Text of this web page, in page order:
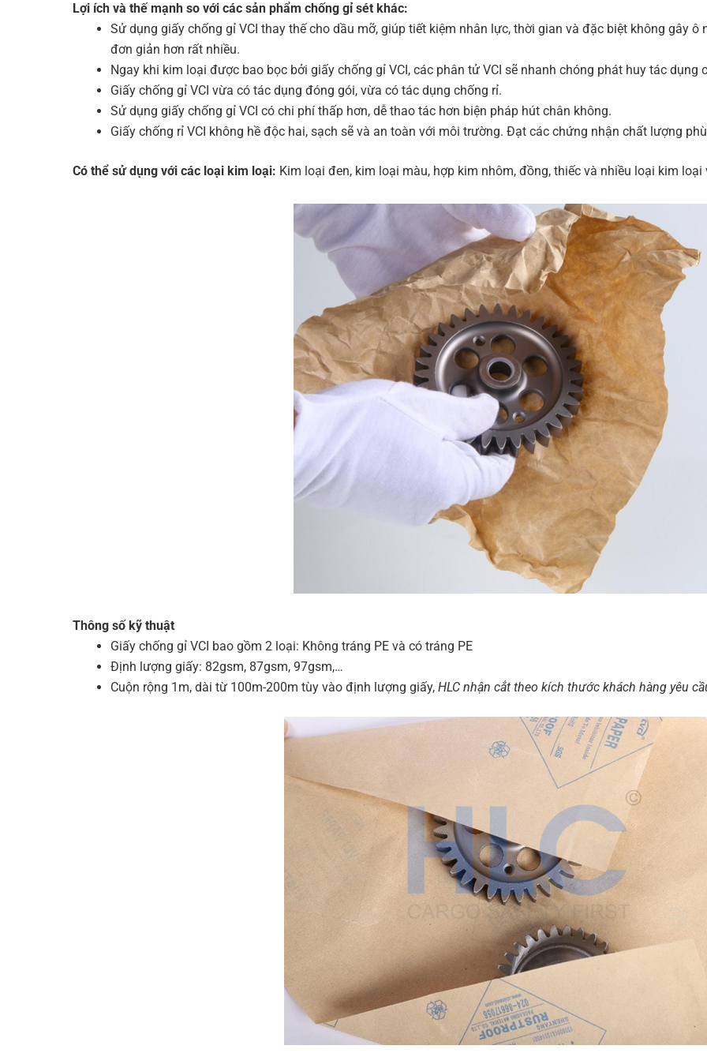
Lợi ích và thế mạnh so với các sản phẩm chống gỉ sét khác:
Sử dụng giấy chống gỉ VCI thay thế cho dầu mỡ, giúp tiết kiệm nhân lực, thời gian và đặc biệt không gây
đơn giản hơn rất nhiều.
Ngay khi kim loại được bao bọc bởi giấy chống gỉ VCI, các phân tử VCI sẽ nhanh chóng phát huy tác dụng
Giấy chống gỉ VCI vừa có tác dụng đóng gói, vừa có tác dụng chống rỉ.
Sử dụng giấy chống gỉ VCI có chi phí thấp hơn, dễ thao tác hơn biện pháp hút chân không.
Giấy chống rỉ VCI không hề độc hai, sạch sẽ và an toàn với môi trường. Đạt các chứng nhận chất lượng
Có thể sử dụng với các loại kim loại: Kim loại đen, kim loại màu, hợp kim nhôm, đồng, thiếc và nhiều loại kim loại
Thông số kỹ thuật
Giấy chống gỉ VCI bao gồm 2 loại: Không tráng PE và có tráng PE
Định lượng giấy: 82gsm, 87gsm, 97gsm,…
Cuộn rộng 1m, dài từ 100m-200m tùy vào định lượng giấy, HLC nhận cắt theo kích thước khách hàng yêu